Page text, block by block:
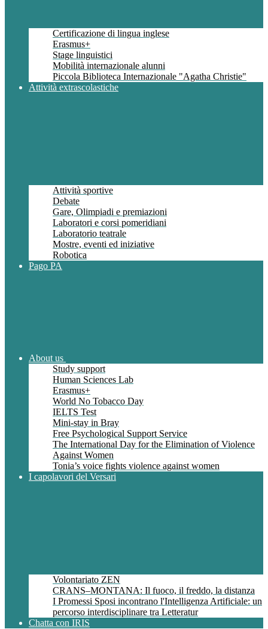
Certificazione di lingua inglese
Erasmus+
Stage linguistici
Mobilità internazionale alunni
Piccola Biblioteca Internazionale "Agatha Christie"
Attività extrascolastiche
Attività sportive
Debate
Gare, Olimpiadi e premiazioni
Laboratori e corsi pomeridiani
Laboratorio teatrale
Mostre, eventi ed iniziative
Robotica
Pago PA
About us
Study support
Human Sciences Lab
Erasmus+
World No Tobacco Day
IELTS Test
Mini-stay in Bray
Free Psychological Support Service
The International Day for the Elimination of Violence
Against Women
Tonia’s voice fights violence against women
I capolavori del Versari
Volontariato ZEN
CRANS–MONTANA: Il fuoco, il freddo, la distanza
I Promessi Sposi incontrano l'Intelligenza Artificiale: un
percorso interdisciplinare tra Letteratur
Chatta con IRIS